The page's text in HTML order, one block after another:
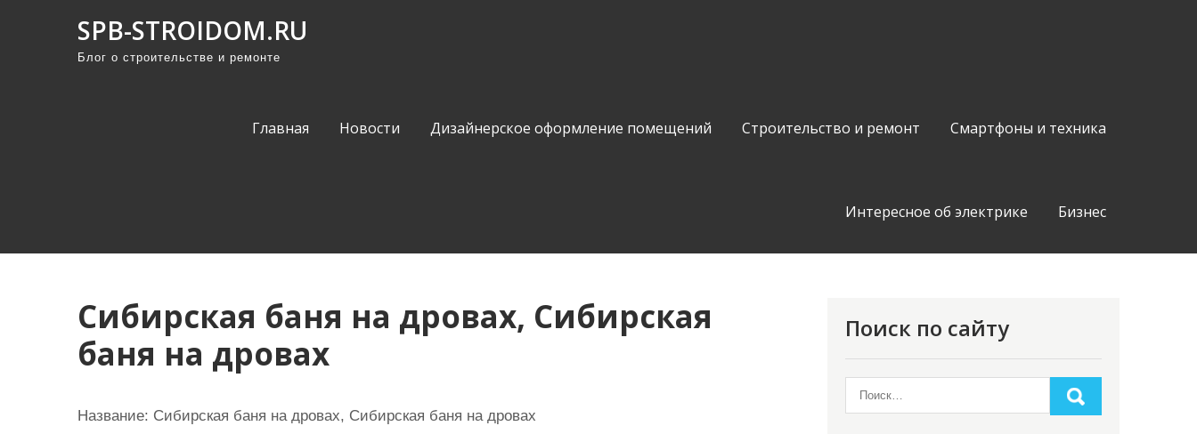
SPB-STROIDOM.RU
Блог о строительстве и ремонте
Главная Новости Дизайнерское оформление помещений Строительство и ремонт Смартфоны и техника
Интересное об электрике Бизнес
Сибирская баня на дровах, Сибирская
баня на дровах
Название: Сибирская баня на дровах, Сибирская баня на дровах
Поиск по сайту